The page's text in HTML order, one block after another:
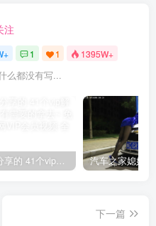
注
1 1 1395W+
么都没有写...
网上分享的 41个vip解析接口 有需要的拿去~ 免费看全网VIP会员视频
下一篇